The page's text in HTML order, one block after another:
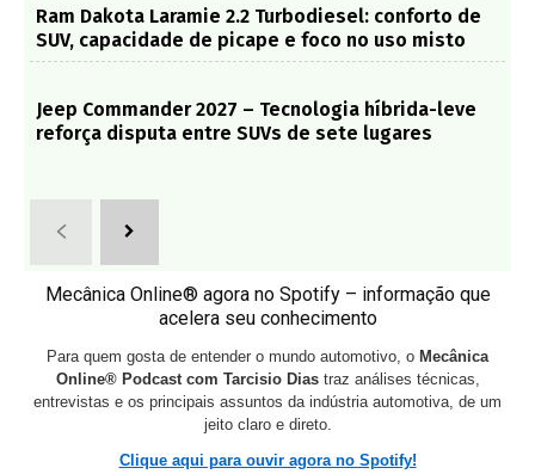
Ram Dakota Laramie 2.2 Turbodiesel: conforto de
SUV, capacidade de picape e foco no uso misto
Jeep Commander 2027 – Tecnologia híbrida-leve
reforça disputa entre SUVs de sete lugares
Mecânica Online® agora no Spotify – informação que
acelera seu conhecimento
Para quem gosta de entender o mundo automotivo, o Mecânica
Online® Podcast com Tarcisio Diastraz análises técnicas,
entrevistas e os principais assuntos da indústria automotiva, de um
jeito claro e direto.
Clique aqui para ouvir agora no Spotify!